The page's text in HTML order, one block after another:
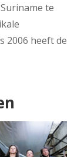
te
2006 heeft de